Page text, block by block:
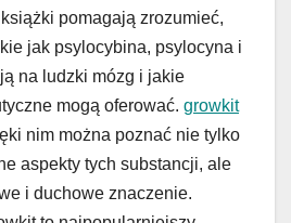
pomagają zrozumieć,
jak psylocybina, psylocyna i
na ludzki mózg i jakie
mogą oferować. growkit
nim można poznać nie tylko
aspekty tych substancji, ale
i duchowe znaczenie.